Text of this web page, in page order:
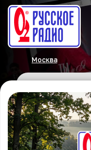
Москва